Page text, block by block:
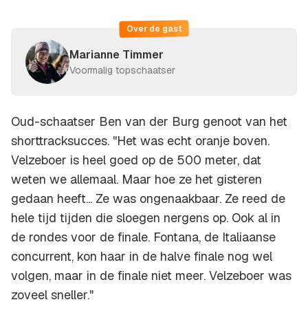
Over de gast
Marianne Timmer
Voormalig topschaatser
Oud-schaatser Ben van der Burg genoot van het
shorttracksucces. "Het was echt oranje boven.
Velzeboer is heel goed op de 500 meter, dat
weten we allemaal. Maar hoe ze het gisteren
gedaan heeft... Ze was ongenaakbaar. Ze reed de
hele tijd tijden die sloegen nergens op. Ook al in
de rondes voor de finale. Fontana, de Italiaanse
concurrent, kon haar in de halve finale nog wel
volgen, maar in de finale niet meer. Velzeboer was
zoveel sneller."